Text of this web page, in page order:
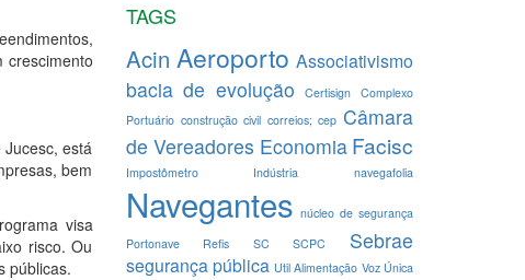
crescimento
está
bem
visa
risco. Ou
públicas.
TAGS
Acin Aeroporto Associativismo
bacia de evolução Certisign Complexo
Portuário construção civil correios; cep Câmara
de Vereadores Economia Facisc
Impostômetro Indústria navegafolia
Navegantes núcleo de segurança
Portonave
Refis SC SCPC Sebrae
segurança pública Util Alimentação Voz Única